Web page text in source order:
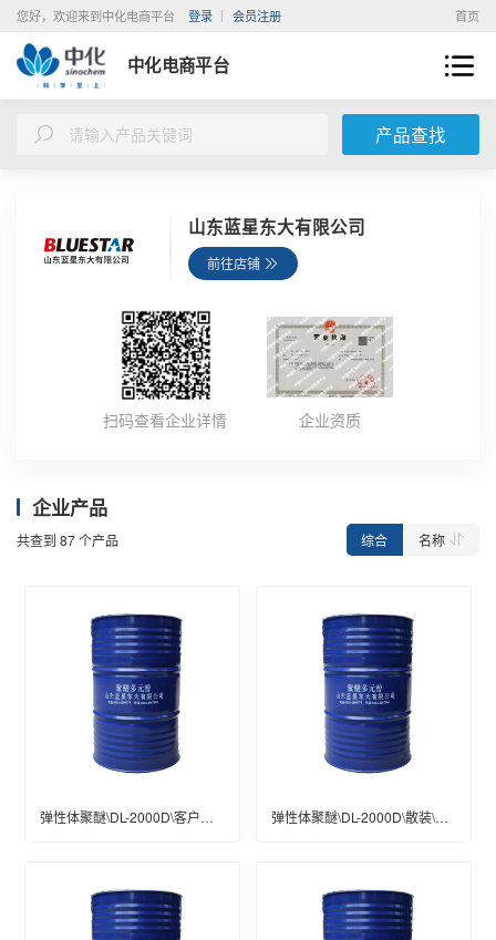
首页
您好，欢迎来到中化电商平台 登录 会员注册
中化电商平台
产品查找
山东蓝星东大有限公司
前往店铺
扫码查看企业详情 企业资质
企业产品
共查到 87个产品 综合 名称
弹性体聚醚\DL-2000D\客户桶\桶装(kg)\200\工业级 弹性体聚醚\DL-2000D\散装\工业级